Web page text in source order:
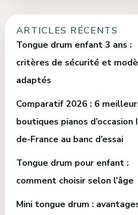
ARTICLES RÉCENTS
Tongue drum enfant 3 ans :
critères de sécurité et
adaptés
Comparatif 2026 : 6
boutiques pianos d’occasion
de-France au banc d’essai
Tongue drum pour enfant :
comment choisir selon l’âge
Mini tongue drum :